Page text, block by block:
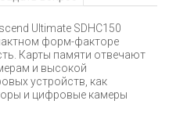
Ultimate SDHC150
форм-факторе
Карты памяти отвечают
и высокой
устройств, как
и цифровые камеры